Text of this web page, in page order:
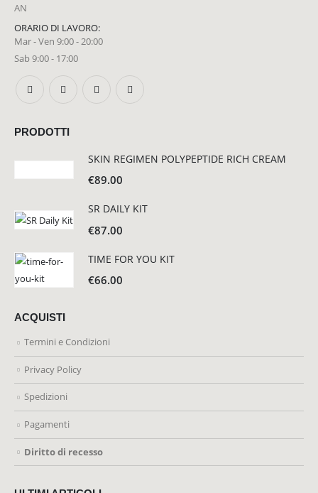
AN
ORARIO DI LAVORO:
Mar - Ven 9:00 - 20:00
Sab 9:00 - 17:00
PRODOTTI
SKIN REGIMEN POLYPEPTIDE RICH CREAM
€89.00
SR DAILY KIT
€87.00
TIME FOR YOU KIT
€66.00
ACQUISTI
Termini e Condizioni
Privacy Policy
Spedizioni
Pagamenti
Diritto di recesso